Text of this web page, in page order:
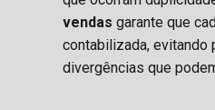
vendas garante que
contabilizada, evitando
divergências que